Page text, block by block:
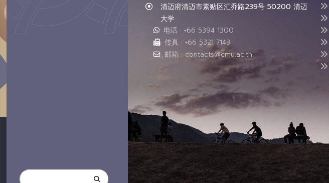
清迈府清迈市素贴区汇乔路239号 50200 清迈
大学
电话 : +66 5394 1300
传真 : +66 5321 7143
邮箱 : contacts@cmu.ac.th